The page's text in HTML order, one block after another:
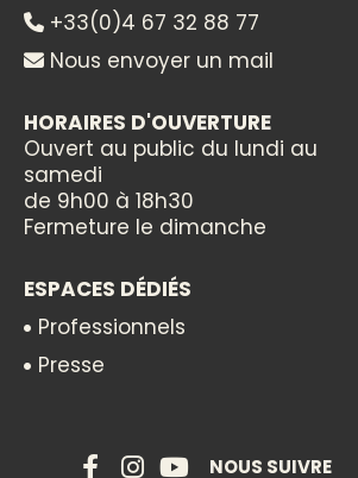
+33(0)4 67 32 88 77
Nous envoyer un mail
HORAIRES D'OUVERTURE
Ouvert au public du lundi au
samedi
de 9h00 à 18h30
Fermeture le dimanche
ESPACES DÉDIÉS
Professionnels
Presse
NOUS SUIVRE